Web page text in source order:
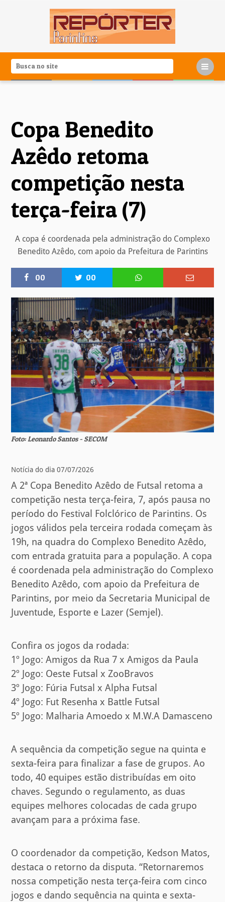
Copa Benedito
Azêdo retoma
competição nesta
terça-feira (7)
A copa é coordenada pela administração do Complexo
Benedito Azêdo, com apoio da Prefeitura de Parintins
00 00
Foto: Leonardo Santos - SECOM
Notícia do dia 07/07/2026
A 2ª Copa Benedito Azêdo de Futsal retoma a
competição nesta terça-feira, 7, após pausa no
período do Festival Folclórico de Parintins. Os
jogos válidos pela terceira rodada começam às
19h, na quadra do Complexo Benedito Azêdo,
com entrada gratuita para a população. A copa
é coordenada pela administração do Complexo
Benedito Azêdo, com apoio da Prefeitura de
Parintins, por meio da Secretaria Municipal de
Juventude, Esporte e Lazer (Semjel).
Confira os jogos da rodada:
1º Jogo: Amigos da Rua 7 x Amigos da Paula
2º Jogo: Oeste Futsal x ZooBravos
3º Jogo: Fúria Futsal x Alpha Futsal
4º Jogo: Fut Resenha x Battle Futsal
5º Jogo: Malharia Amoedo x M.W.A Damasceno
A sequência da competição segue na quinta e
sexta-feira para finalizar a fase de grupos. Ao
todo, 40 equipes estão distribuídas em oito
chaves. Segundo o regulamento, as duas
equipes melhores colocadas de cada grupo
avançam para a próxima fase.
O coordenador da competição, Kedson Matos,
destaca o retorno da disputa. “Retornaremos
nossa competição nesta terça-feira com cinco
jogos e dando sequência na quinta e sexta-